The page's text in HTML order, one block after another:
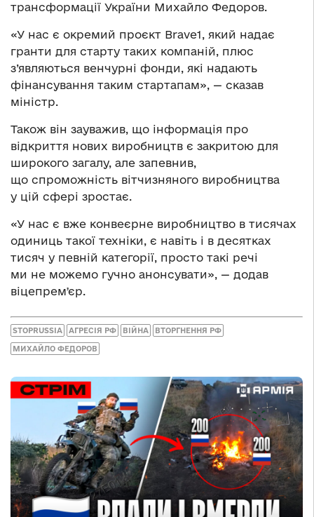
трансформації України Михайло Федоров.
«У нас є окремий проєкт Brave1, який надає
гранти для старту таких компаній, плюс
з’являються венчурні фонди, які надають
фінансування таким стартапам», — сказав
міністр.
Також він зауважив, що інформація про
відкриття нових виробництв є закритою для
широкого загалу, але запевнив,
що спроможність вітчизняного виробництва
у цій сфері зростає.
«У нас є вже конвеєрне виробництво в тисячах
одиниць такої техніки, є навіть і в десятках
тисяч у певній категорії, просто такі речі
ми не можемо гучно анонсувати», — додав
віцепремʼєр.
STOPRUSSIA АГРЕСІЯ РФ ВІЙНА ВТОРГНЕННЯ РФ
МИХАЙЛО ФЕДОРОВ